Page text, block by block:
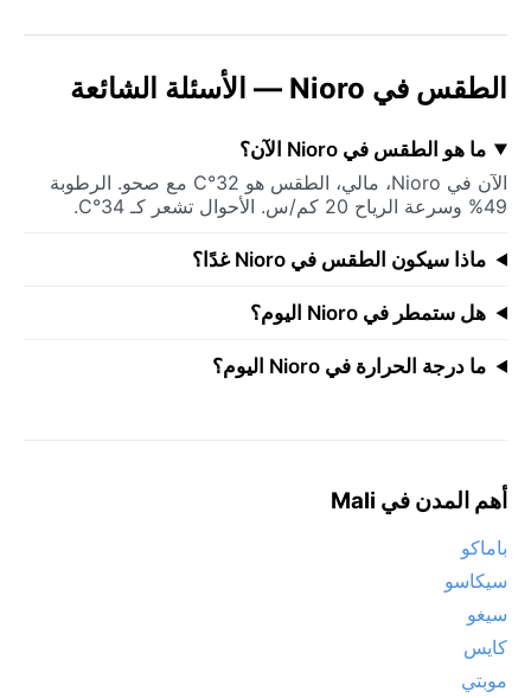
الطقس في Nioro — الأسئلة الشائعة
ما هو الطقس في Nioro الآن؟
الآن في Nioro، مالي، الطقس هو 32°C مع صحو. الرطوبة
49% وسرعة الرياح 20 كم/س. الأحوال تشعر كـ 34°C.
ماذا سيكون الطقس في Nioro غدًا؟
هل ستمطر في Nioro اليوم؟
ما درجة الحرارة في Nioro اليوم؟
أهم المدن في Mali
باماكو
سيكاسو
سيغو
كايس
موبتي